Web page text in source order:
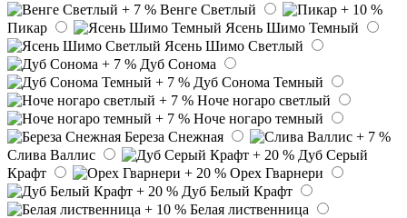
Венге Светлый
Пикар
Ясень Шимо Темный
Ясень Шимо Светлый
Дуб Сонома
Дуб Сонома Темный
Ноче ногаро светлый
Ноче ногаро темный
Береза Снежная
Слива Валлис
Дуб Серый
Крафт
Орех Гварнери
Дуб Белый Крафт
Белая лиственница